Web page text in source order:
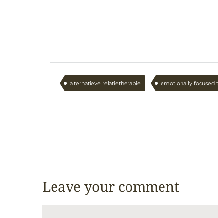
alternatieve relatietherapie emotionally focused
Leave your comment